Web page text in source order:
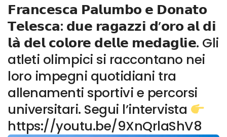
𝗙𝗿𝗮𝗻𝗰𝗲𝘀𝗰𝗮 𝗣𝗮𝗹𝘂𝗺𝗯𝗼 𝗲 𝗗𝗼𝗻𝗮𝘁𝗼
𝗧𝗲𝗹𝗲𝘀𝗰𝗮: 𝗱𝘂𝗲 𝗿𝗮𝗴𝗮𝘇𝘇𝗶 𝗱’𝗼𝗿𝗼 𝗮𝗹 𝗱𝗶
𝗹𝗮̀ 𝗱𝗲𝗹 𝗰𝗼𝗹𝗼𝗿𝗲 𝗱𝗲𝗹𝗹𝗲 𝗺𝗲𝗱𝗮𝗴𝗹𝗶𝗲. Gli
atleti olimpici si raccontano nei
loro impegni quotidiani tra
allenamenti sportivi e percorsi
universitari. Segui l’intervista
https://youtu.be/9XnQrlaShV8